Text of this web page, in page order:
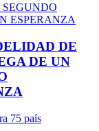
DE
DE UN